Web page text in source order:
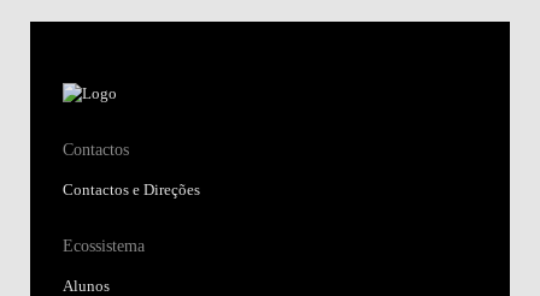
Contactos
Contactos e Direções
Ecossistema
Alunos